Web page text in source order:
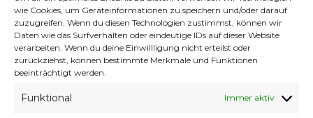
wie Cookies, um Geräteinformationen zu speichern und/oder darauf
zuzugreifen. Wenn du diesen Technologien zustimmst, können wir
Daten wie das Surfverhalten oder eindeutige IDs auf dieser Website
verarbeiten. Wenn du deine Einwillligung nicht erteilst oder
zurückziehst, können bestimmte Merkmale und Funktionen
beeinträchtigt werden.
Funktional Immer aktiv